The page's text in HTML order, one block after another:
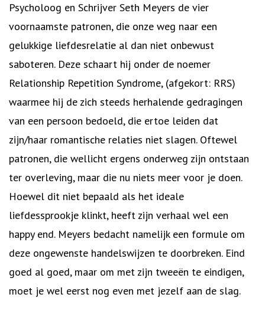
Psycholoog en Schrijver Seth Meyers de vier
voornaamste patronen, die onze weg naar een
gelukkige liefdesrelatie al dan niet onbewust
saboteren. Deze schaart hij onder de noemer
Relationship Repetition Syndrome, (afgekort: RRS)
waarmee hij de zich steeds herhalende gedragingen
van een persoon bedoeld, die ertoe leiden dat
zijn/haar romantische relaties niet slagen. Oftewel
patronen, die wellicht ergens onderweg zijn ontstaan
ter overleving, maar die nu niets meer voor je doen.
Hoewel dit niet bepaald als het ideale
liefdessprookje klinkt, heeft zijn verhaal wel een
happy end. Meyers bedacht namelijk een formule om
deze ongewenste handelswijzen te doorbreken. Eind
goed al goed, maar om met zijn tweeën te eindigen,
moet je wel eerst nog even met jezelf aan de slag.